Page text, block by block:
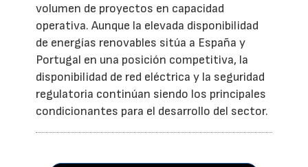
volumen de proyectos en capacidad
operativa. Aunque la elevada disponibilidad
de energías renovables sitúa a España y
Portugal en una posición competitiva, la
disponibilidad de red eléctrica y la seguridad
regulatoria continúan siendo los principales
condicionantes para el desarrollo del sector.